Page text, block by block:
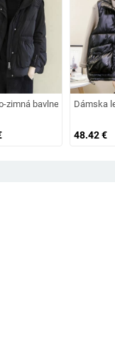
s vysokým golierom a
zimná bavlnená vesta so
Dámska
48.42€